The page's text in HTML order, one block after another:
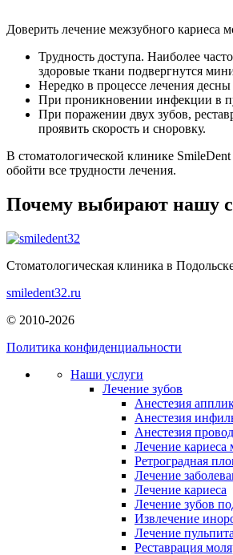
Доверить лечение межзубного кариеса
Трудность доступа. Наиболее
здоровые ткани подвергнутся
Нередко в процессе лечения
При проникновении инфекции в
При поражении двух зубов,
проявить скорость и сноровку.
В стоматологической клинике
обойти все трудности лечения.
Почему выбирают нашу
Стоматологическая клиника в
smiledent32.ru
© 2010-2026
Политика конфиденциальности
Наши услуги
Лечение зубов
Анестезия
Анестезия
Анестезия
Лечение
Ретроградная
Лечение
Лечение кариеса
Лечение зубов
Извлечение
Лечение
Реставрация